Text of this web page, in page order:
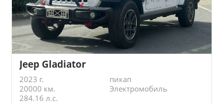
Jeep Gladiator
2023 г.
пикап
20000 км.
Электромобиль
284.16 л.с.